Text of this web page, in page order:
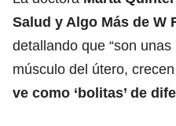
Salud y Algo Más de W
detallando que “son
músculo del útero,
ve como ‘bolitas’ de